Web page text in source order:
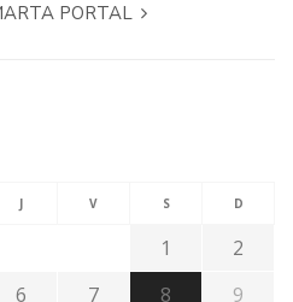
PORTAL
J V S D
1
2
6 7 8
9